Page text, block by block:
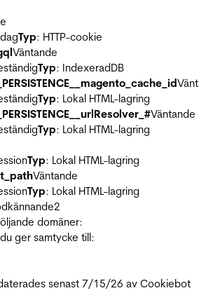
Typ: HTTP-cookie
Väntande
Typ: IndexeradDB
Typ: Lokal HTML-lagring
Väntande
Typ: Lokal HTML-lagring
Typ: Lokal HTML-lagring
Väntande
Typ: Lokal HTML-lagring
2
domäner:
ger samtycke till:
senast 7/15/26 av Cookiebot